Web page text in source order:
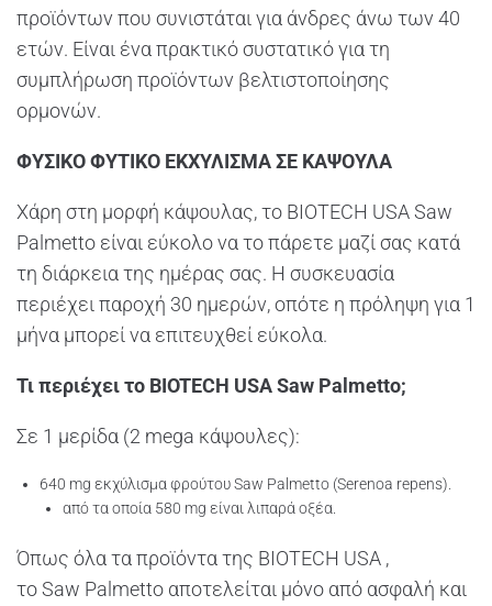
προϊόντων που συνιστάται για άνδρες άνω των 40
ετών. Είναι ένα πρακτικό συστατικό για τη
συμπλήρωση προϊόντων βελτιστοποίησης
ορμονών.
ΦΥΣΙΚΟ ΦΥΤΙΚΟ ΕΚΧΥΛΙΣΜΑ ΣΕ ΚΑΨΟΥΛΑ
Χάρη στη μορφή κάψουλας, το BIOTECH USA Saw
Palmetto είναι εύκολο να το πάρετε μαζί σας κατά
τη διάρκεια της ημέρας σας. Η συσκευασία
περιέχει παροχή 30 ημερών, οπότε η πρόληψη για 1
μήνα μπορεί να επιτευχθεί εύκολα.
Τι περιέχει το BIOTECH USA Saw Palmetto;
Σε 1 μερίδα (2 mega κάψουλες):
640 mg εκχύλισμα φρούτου Saw Palmetto (Serenoa repens).
από τα οποία 580 mg είναι λιπαρά οξέα.
Όπως όλα τα προϊόντα της BIOTECH USA ,
το Saw Palmetto αποτελείται μόνο από ασφαλή και